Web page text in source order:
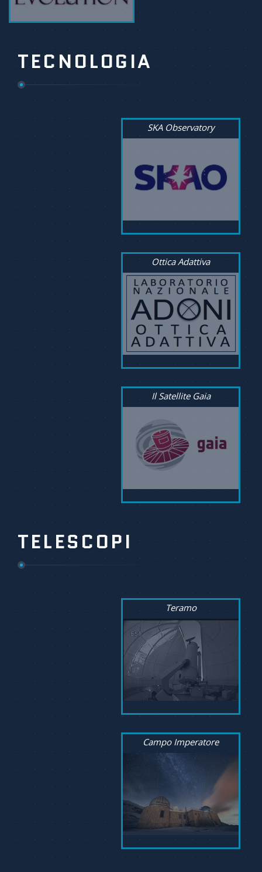
TECNOLOGIA
SKA Observatory
Ottica Adattiva
Il Satellite Gaia
TELESCOPI
Teramo
Campo Imperatore